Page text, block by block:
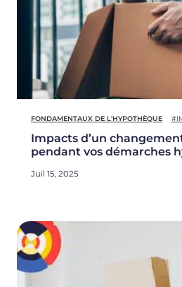
FONDAMENTAUX DE L'HYPOTHÈQUE
Impacts d’un
pendant vos démarches
Juil 15, 2025